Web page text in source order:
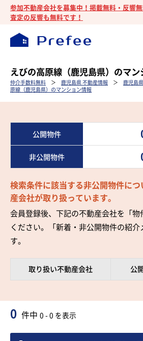
参加不動産会社を募集中！掲載無料・反響
査定の反響も無料です！
えびの高原線（鹿児島県）のマ
仲介手数料無料 ＞ 鹿児島県 不動産情報 ＞ 鹿児島
原線（鹿児島県）のマンション情報
公開物件
非公開物件
検索条件に該当する非公開物件に
産会社が取り扱っています。
会員登録後、下記の不動産会社を「
ください。「新着・非公開物件の紹
す。
取り扱い不動産会社 公
0 件中 0 - 0 を表示